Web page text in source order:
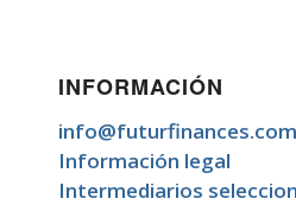
INFORMACIÓN
info@futurfinances.com
Información legal
Intermediarios